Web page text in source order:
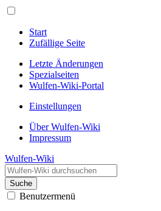
Start
Zufällige Seite
Letzte Änderungen
Spezialseiten
Wulfen-Wiki-Portal
Einstellungen
Über Wulfen-Wiki
Impressum
Wulfen-Wiki
Suche
Benutzermenü